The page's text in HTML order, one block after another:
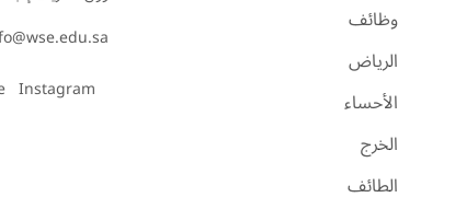
وظائف
الرياض
الأحساء
الخرج
الطائف
Instagram